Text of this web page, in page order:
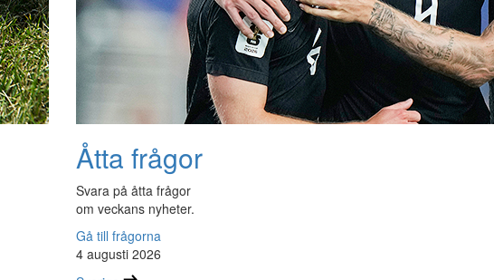
Åtta frågor
Svara på åtta frågor
om veckans nyheter.
Gå till frågorna
4 augusti 2026